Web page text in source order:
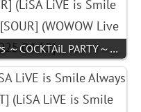
～COCKTAiL PARTY～…